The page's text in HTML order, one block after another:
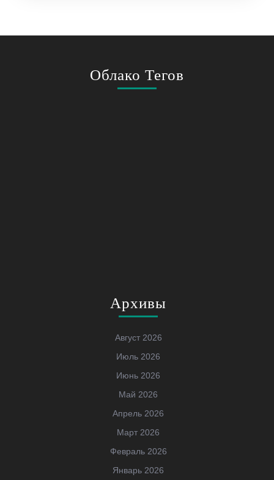
Облако Тегов
Архивы
Август 2026
Июль 2026
Июнь 2026
Май 2026
Апрель 2026
Март 2026
Февраль 2026
Январь 2026